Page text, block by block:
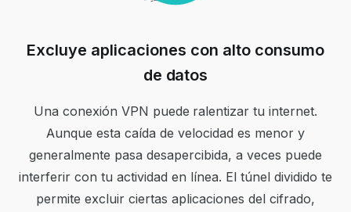
Excluye aplicaciones con alto consumo
de datos
Una conexión VPN puede ralentizar tu internet.
Aunque esta caída de velocidad es menor y
generalmente pasa desapercibida, a veces puede
interferir con tu actividad en línea. El túnel dividido te
permite excluir ciertas aplicaciones del cifrado,